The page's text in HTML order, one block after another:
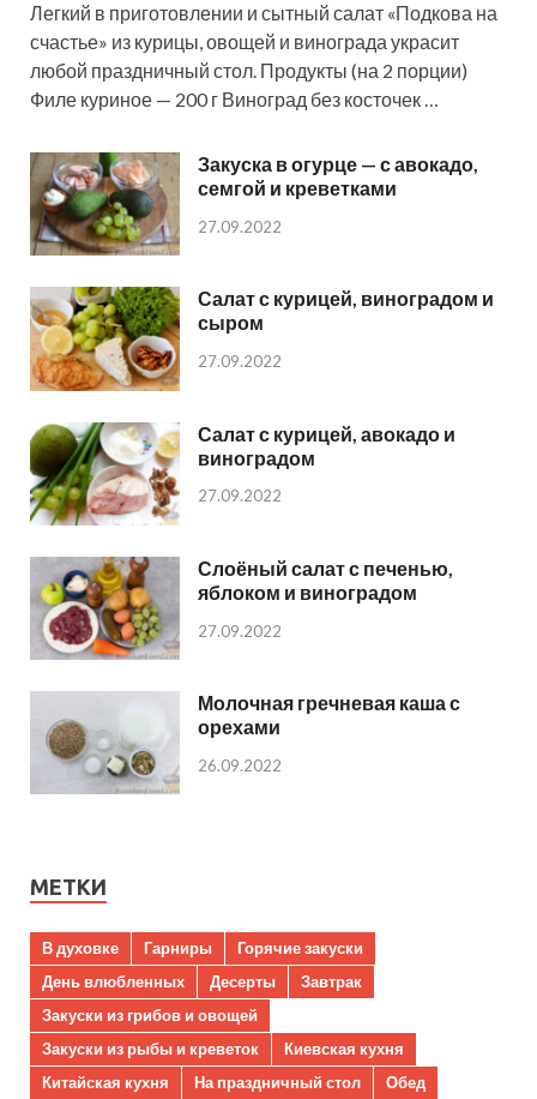
Легкий в приготовлении и сытный салат «Подкова на
счастье» из курицы, овощей и винограда украсит
любой праздничный стол. Продукты (на 2 порции)
Филе куриное — 200 г Виноград без косточек …
Закуска в огурце — с авокадо,
семгой и креветками
27.09.2022
Салат с курицей, виноградом и
сыром
27.09.2022
Салат с курицей, авокадо и
виноградом
27.09.2022
Слоёный салат с печенью,
яблоком и виноградом
27.09.2022
Молочная гречневая каша с
орехами
26.09.2022
МЕТКИ
В духовке Гарниры
Горячие закуски
День влюбленных
Десерты
Завтрак
Закуски из грибов и овощей
Закуски из рыбы и креветок
Киевская кухня
Китайская кухня
На праздничный стол
Обед